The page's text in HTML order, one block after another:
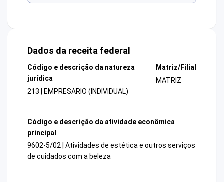
Dados da receita federal
Código e descrição da natureza
jurídica
213 | EMPRESARIO (INDIVIDUAL)
Matriz/Filial
MATRIZ
Código e descrição da atividade econômica
principal
9602-5/02 | Atividades de estética e outros serviços
de cuidados com a beleza